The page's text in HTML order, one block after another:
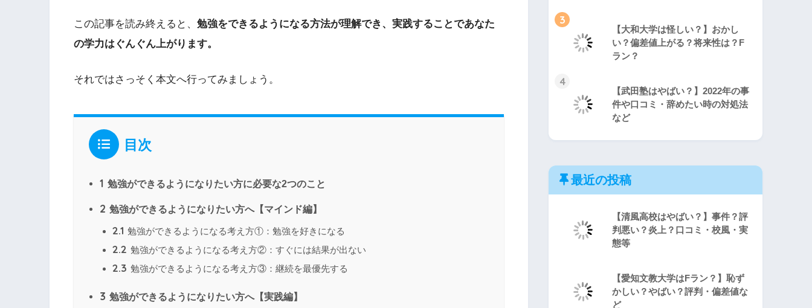
この記事を読み終えると、 勉強をできるようになる方法が理解でき、実践することであなた
の学力はぐんぐん上がります。
それではさっそく本文へ行ってみましょう。
目次
1 勉強ができるようになりたい方に必要な2つのこと
2 勉強ができるようになりたい方へ【マインド編】
2.1 勉強ができるようになる考え方①：勉強を好きになる
2.2 勉強ができるようになる考え方②：すぐには結果が出ない
2.3 勉強ができるようになる考え方③：継続を最優先する
3 勉強ができるようになりたい方へ【実践編】
3
【大和大学は怪しい？】おかし
い？偏差値上がる？将来性は？F
ラン？
4
【武田塾はやばい？】2022年の事
件や口コミ・辞めたい時の対処法
など
最近の投稿
【清風高校はやばい？】事件？評
判悪い？炎上？口コミ・校風・実
態等
【愛知文教大学はFラン？】恥ず
かしい？やばい？評判・偏差値な
ど